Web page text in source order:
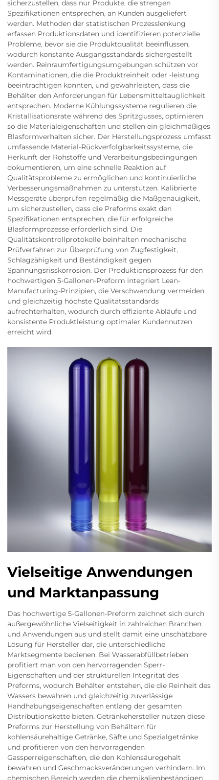
sicherzustellen, dass nur Produkte, die strengen
Spezifikationen entsprechen, an Kunden ausgeliefert
werden. Methoden der statistischen Prozesslenkung
erfassen Produktionsdaten und identifizieren potenzielle
Probleme, bevor sie die Produktqualität beeinflussen,
wodurch konstante Ausgangsstandards sichergestellt
werden. Reinraumfertigungsumgebungen schützen vor
Kontaminationen, die die Produktreinheit oder -leistung
beeinträchtigen könnten, und gewährleisten, dass die
Behälter den Anforderungen für Lebensmitteltauglichkeit
entsprechen. Moderne Kühlungssysteme regulieren die
Kristallisationsrate während des Spritzgusses, optimieren
so die Materialeigenschaften und stellen ein gleichmäßiges
Blasformverhalten sicher. Der Herstellungsprozess umfasst
umfassende Material-Rückverfolgbarkeitssysteme, die
Herkunft der Rohstoffe und Verarbeitungsbedingungen
dokumentieren, um eine schnelle Reaktion auf
Qualitätsprobleme zu ermöglichen und kontinuierliche
Verbesserungsmaßnahmen zu unterstützen. Kalibrierte
Messgeräte überprüfen regelmäßig die Maßgenauigkeit,
um sicherzustellen, dass die Preforms exakt den
Spezifikationen entsprechen, die für erfolgreiche
Blasformprozesse erforderlich sind. Die
Qualitätskontrollprotokolle beinhalten mechanische
Prüfverfahren zur Überprüfung von Zugfestigkeit,
Schlagzähigkeit und Beständigkeit gegen
Spannungsrisskorrosion. Der Produktionsprozess für den
hochwertigen 5-Gallonen-Preform integriert Lean-
Manufacturing-Prinzipien, die Verschwendung vermeiden
und gleichzeitig höchste Qualitätsstandards
aufrechterhalten, wodurch durch effiziente Abläufe und
konsistente Produktleistung optimaler Kundennutzen
erreicht wird.
Vielseitige Anwendungen
und Marktanpassung
Das hochwertige 5-Gallonen-Preform zeichnet sich durch
außergewöhnliche Vielseitigkeit in zahlreichen Branchen
und Anwendungen aus und stellt damit eine unschätzbare
Lösung für Hersteller dar, die unterschiedliche
Marktsegmente bedienen. Bei Wasserabfüllbetrieben
profitiert man von den hervorragenden Sperr-
Eigenschaften und der strukturellen Integrität des
Preforms, wodurch Behälter entstehen, die die Reinheit des
Wassers bewahren und gleichzeitig zuverlässige
Handhabungseigenschaften entlang der gesamten
Distributionskette bieten. Getränkehersteller nutzen diese
Preforms zur Herstellung von Behältern für
kohlensäurehaltige Getränke, Säfte und Spezialgetränke
und profitieren von den hervorragenden
Gassperreigenschaften, die den Kohlensäuregehalt
bewahren und Geschmacksveränderungen verhindern. Im
chemischen Bereich werden die chemikalienbeständigen